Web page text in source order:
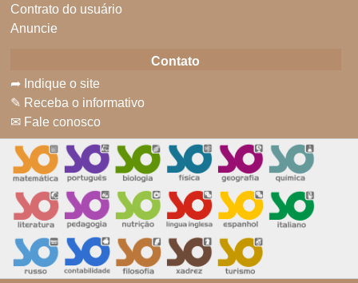
Contrato do usuário
Anuncie
Contato
➦ Indique o site
✎ Receba o informativo
✉ Fale conosco